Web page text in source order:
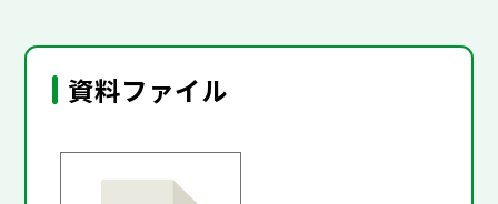
資料ファイル